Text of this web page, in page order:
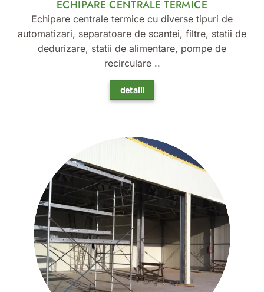
ECHIPARE CENTRALE TERMICE
Echipare centrale termice cu diverse tipuri de
automatizari, separatoare de scantei, filtre, statii de
dedurizare, statii de alimentare, pompe de
recirculare ..
detalii